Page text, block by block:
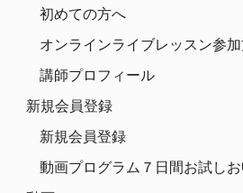
初めての方へ
オンラインライブレッスン参
講師プロフィール
新規会員登録
新規会員登録
動画プログラム７日間お試し